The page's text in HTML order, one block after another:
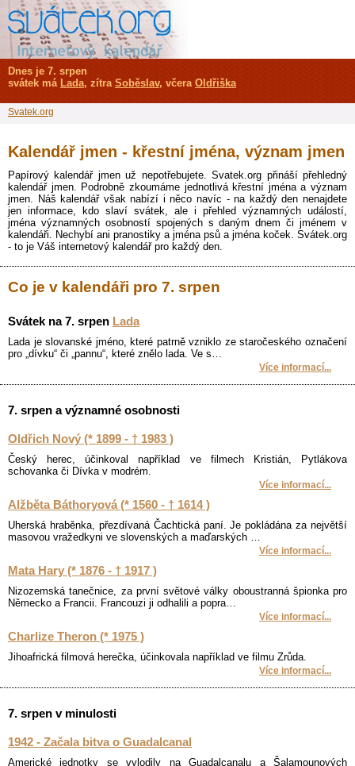
Kalendář jmen - křestní jména, význam jmen
Papírový kalendář jmen už nepotřebujete. Svatek.org přináší přehledný
kalendář jmen. Podrobně zkoumáme jednotlivá křestní jména a význam
jmen. Náš kalendář však nabízí i něco navíc - na každý den nenajdete
jen informace, kdo slaví svátek, ale i přehled významných událostí,
jména významných osobností spojených s daným dnem či jménem v
kalendáři. Nechybí ani pranostiky a jména psů a jména koček. Svátek.org
- to je Váš internetový kalendář pro každý den.
Co je v kalendáři pro 7. srpen
Svátek na 7. srpen Lada
Lada je slovanské jméno, které patrně vzniklo ze staročeského označení
pro „dívku“ či „pannu“, které znělo lada. Ve s…
Více informací...
7. srpen a významné osobnosti
Oldřich Nový (* 1899 - † 1983 )
Český herec, účinkoval například ve filmech Kristián, Pytlákova
schovanka či Dívka v modrém.
Více informací...
Alžběta Báthoryová (* 1560 - † 1614 )
Uherská hraběnka, přezdívaná Čachtická paní. Je pokládána za největší
masovou vražedkyni ve slovenských a maďarských …
Více informací...
Mata Hary (* 1876 - † 1917 )
Nizozemská tanečnice, za první světové války oboustranná špionka pro
Německo a Francii. Francouzi ji odhalili a popra…
Více informací...
Charlize Theron (* 1975 )
Jihoafrická filmová herečka, účinkovala například ve filmu Zrůda.
Více informací...
7. srpen v minulosti
1942 - Začala bitva o Guadalcanal
Americké jednotky se vylodily na Guadalcanalu a Šalamounových
Dnes je 7. srpen
svátek má Lada, zítra Soběslav, včera Oldřiška
Svatek.org